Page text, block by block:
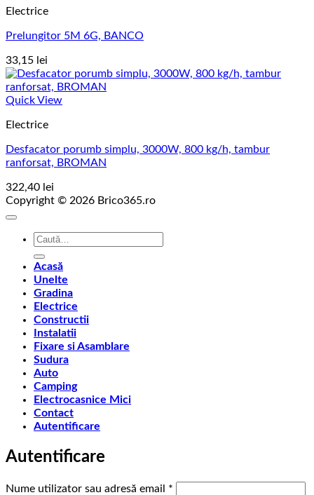
Electrice
Prelungitor 5M 6G, BANCO
33,15 lei
Quick View
Electrice
Desfacator porumb simplu, 3000W, 800 kg/h, tambur
ranforsat, BROMAN
322,40 lei
Copyright © 2026 Brico365.ro
Caută
Acasă
Unelte
Gradina
Electrice
Constructii
Instalatii
Fixare si Asamblare
Sudura
Auto
Camping
Electrocasnice Mici
Contact
Autentificare
Autentificare
Nume utilizator sau adresă email *